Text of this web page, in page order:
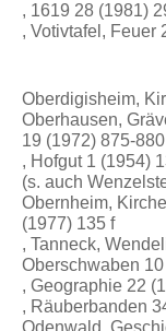
, 1619 28 (1981)
, Votivtafel, Feuer
Oberdigisheim,
Oberhausen,
19 (1972) 875-880
, Hofgut 1 (1954)
(s. auch
Obernheim,
(1977) 135 f
, Tanneck,
Oberschwaben
, Geographie 22
, Räuberbanden
Odenwald,